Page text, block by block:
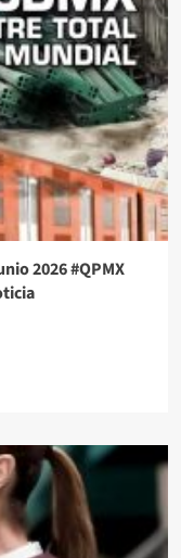
2026 #QPMX